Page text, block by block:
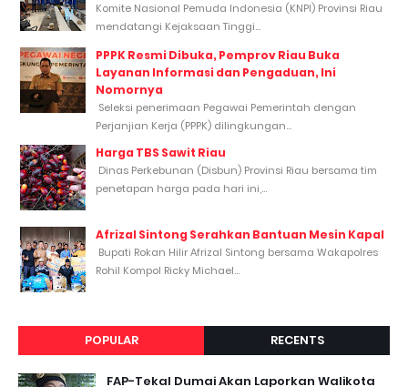
Komite Nasional Pemuda Indonesia (KNPI) Provinsi Riau
mendatangi Kejaksaan Tinggi...
PPPK Resmi Dibuka, Pemprov Riau Buka
Layanan Informasi dan Pengaduan, Ini
Nomornya
Seleksi penerimaan Pegawai Pemerintah dengan
Perjanjian Kerja (PPPK) dilingkungan...
Harga TBS Sawit Riau
Dinas Perkebunan (Disbun) Provinsi Riau bersama tim
penetapan harga pada hari ini,...
Afrizal Sintong Serahkan Bantuan Mesin Kapal
Bupati Rokan Hilir Afrizal Sintong bersama Wakapolres
Rohil Kompol Ricky Michael...
POPULAR RECENTS
FAP-Tekal Dumai Akan Laporkan Walikota